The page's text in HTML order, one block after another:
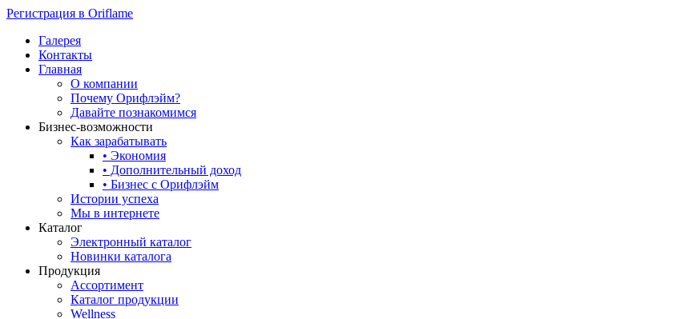
Регистрация в Oriflame
Галерея
Контакты
Главная
О компании
Почему Орифлэйм?
Давайте познакомимся
Бизнес-возможности
Как зарабатывать
• Экономия
• Дополнительный доход
• Бизнес с Орифлэйм
Истории успеха
Мы в интернете
Каталог
Электронный каталог
Новинки каталога
Продукция
Ассортимент
Каталог продукции
Wellness